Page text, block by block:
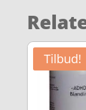
Tilbud!